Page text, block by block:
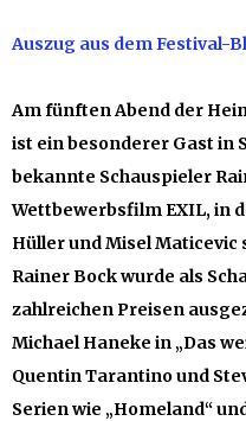
Auszug aus dem Festival-
Am fünften Abend der
ist ein besonderer Gast in
bekannte Schauspieler
Wettbewerbsfilm EXIL, in
Hüller und Misel Maticevic
Rainer Bock wurde als
zahlreichen Preisen
Michael Haneke in „Das
Quentin Tarantino und
Serien wie „Homeland“